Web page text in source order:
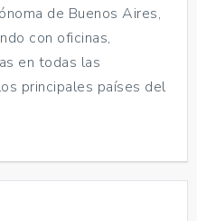
de Buenos Aires,
con oficinas,
en todas las
principales países del